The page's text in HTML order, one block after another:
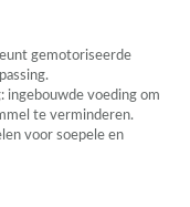
gemotoriseerde
voeding om
te verminderen.
voor soepele en